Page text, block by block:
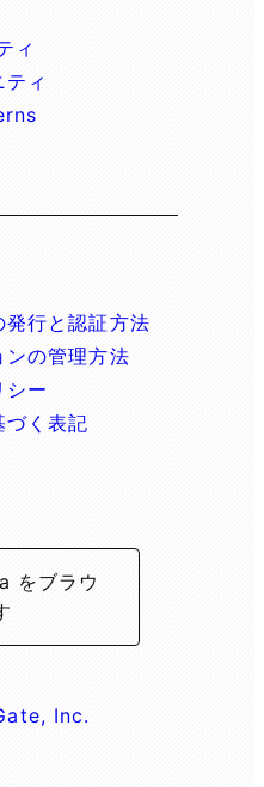
ィ
ィ
発行と認証方法
ンの管理方法
シー
づく表記
をブラウ
Inc.